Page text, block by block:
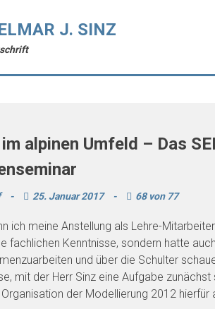
J. SINZ
Matthias Wolf
alpinen Umfeld – Das
- 25. Januar 2017 - 68 von 77
ich meine Anstellung als Lehre-
fachlichen Kenntnisse, sondern hatte
und über die Schulter
mit der Herr Sinz eine Aufgabe
der Modellierung 2012